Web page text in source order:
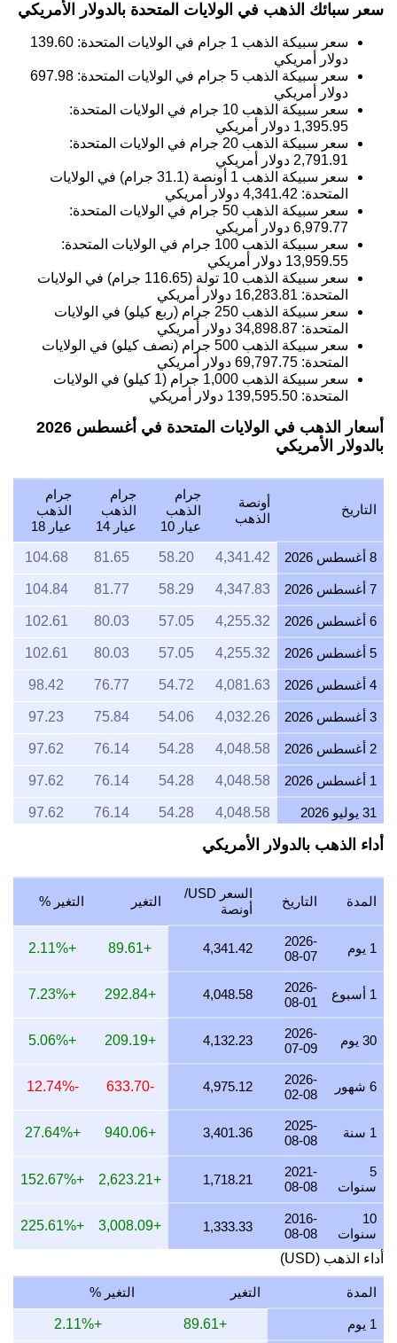
سعر سبائك الذهب في الولايات المتحدة بالدولار الأمريكي
سعر سبيكة الذهب 1 جرام في الولايات المتحدة:
139.60
دولار أمريكي
سعر سبيكة الذهب 5 جرام في الولايات المتحدة:
697.98
دولار أمريكي
سعر سبيكة الذهب 10 جرام في الولايات المتحدة:
1,395.95 دولار أمريكي
سعر سبيكة الذهب 20 جرام في الولايات المتحدة:
2,791.91 دولار أمريكي
سعر سبيكة الذهب 1 أونصة (31.1 جرام) في الولايات
المتحدة: 4,341.42 دولار أمريكي
سعر سبيكة الذهب 50 جرام في الولايات المتحدة:
6,979.77 دولار أمريكي
سعر سبيكة الذهب 100 جرام في الولايات المتحدة:
13,959.55 دولار أمريكي
سعر سبيكة الذهب 10 تولة (116.65 جرام) في الولايات
المتحدة: 16,283.81 دولار أمريكي
سعر سبيكة الذهب 250 جرام (ربع كيلو) في الولايات
المتحدة: 34,898.87 دولار أمريكي
سعر سبيكة الذهب 500 جرام (نصف كيلو) في الولايات
المتحدة: 69,797.75 دولار أمريكي
سعر سبيكة الذهب 1,000 جرام (1 كيلو) في الولايات
المتحدة: 139,595.50 دولار أمريكي
أسعار الذهب في الولايات المتحدة في أغسطس 2026
بالدولار الأمريكي
التاريخ
أونصة
الذهب
جرام
الذهب
عيار 10
جرام
الذهب
عيار 14
جرام
الذهب
عيار 18
8 أغسطس 2026 4,341.42
58.20
81.65
104.68
7 أغسطس 2026 4,347.83
58.29
81.77
104.84
6 أغسطس 2026 4,255.32
57.05
80.03
102.61
5 أغسطس 2026 4,255.32
57.05
80.03
102.61
4 أغسطس 2026 4,081.63
54.72
76.77
98.42
3 أغسطس 2026 4,032.26
54.06
75.84
97.23
2 أغسطس 2026 4,048.58
54.28
76.14
97.62
1 أغسطس 2026 4,048.58
54.28
76.14
97.62
31 يوليو 2026 4,048.58
54.28
76.14
97.62
30 يوليو 2026 4,098.36
29 يوليو 2026 4,048.58
54.28
76.14
97.62
28 يوليو 2026 4,032.26
54.06
97.23
27 يوليو 2026 4,081.63
76.77
98.42
26 يوليو 2026 4,048.58
54.28
25 يوليو 2026 4,048.58
76.14
97.62
24 يوليو 2026 4,065.04
76.45
98.02
23 يوليو 2026 4,048.58
54.28
21 يوليو 2026 4,065.04
76.45
98.02
20 يوليو 2026
19 يوليو 2026
18 يوليو 2026 4,016.06
53.84
75.53
96.84
17 يوليو 2026
16 يوليو 2026 3,984.06
74.93
15 يوليو 2026 4,065.04
54.50
76.45
98.02
أداء الذهب بالدولار الأمريكي
المدة التاريخ
السعر USD/
أونصة
التغير التغير %
1 يوم
2026-
08-07
4,341.42
+89.61
+2.11%
1 أسبوع
2026-
08-01
4,048.58
+292.84
+7.23%
30 يوم
2026-
07-09
4,132.23
+209.19
+5.06%
6 شهور
2026-
02-08
4,975.12
-633.70
-12.74%
1 سنة
2025-
08-08
3,401.36
+940.06
+27.64%
5
سنوات
2021-
08-08
1,718.21
+2,623.21
+152.67%
10
سنوات
2016-
08-08
1,333.33
+3,008.09
+225.61%
أداء الذهب (USD)
المدة التغير التغير %
1 يوم +89.61
+2.11%